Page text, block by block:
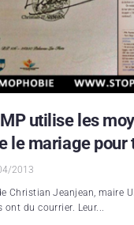
utilise les
le mariage pour
2013
Christian Jeanjean, maire
ont du courrier. Leur...